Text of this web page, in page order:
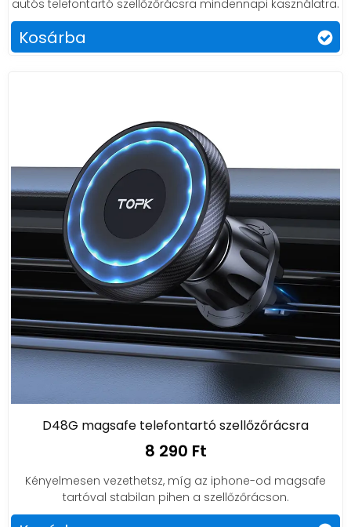
autós telefontartó szellőzőrácsra mindennapi kasználatra.
Kosárba
D48G magsafe telefontartó szellőzőrácsra
8 290 Ft
Kényelmesen vezethetsz, míg az iphone-od magsafe
tartóval stabilan pihen a szellőzőrácson.